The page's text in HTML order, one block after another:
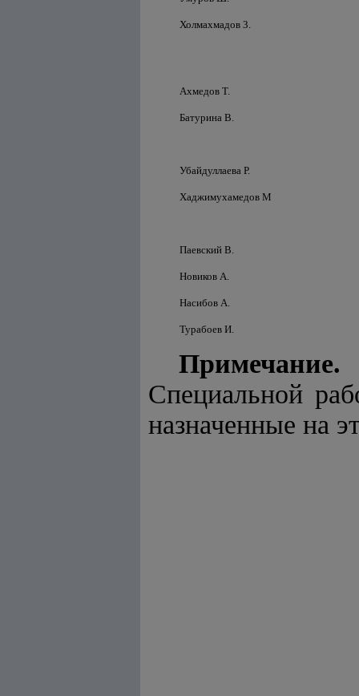
Холмахмадов 3.
Ахмедов Т.
Батурина В.
Убайдуллаева Р.
Хаджимухамедов М
Паевский В.
Новиков А.
Насибов А.
Турабоев И.
Примечание.
Специальной
назначенные на